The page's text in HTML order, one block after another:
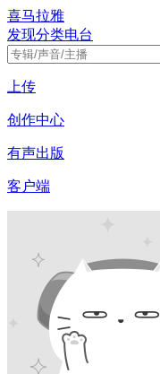
喜马拉雅
发现分类电台
上传
创作中心
有声出版
客户端